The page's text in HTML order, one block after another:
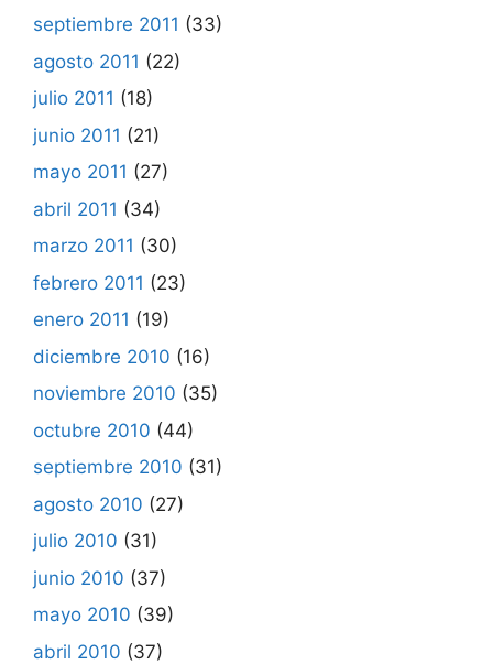
septiembre 2011 (33)
agosto 2011 (22)
julio 2011 (18)
junio 2011 (21)
mayo 2011 (27)
abril 2011 (34)
marzo 2011 (30)
febrero 2011 (23)
enero 2011 (19)
diciembre 2010 (16)
noviembre 2010 (35)
octubre 2010 (44)
septiembre 2010 (31)
agosto 2010 (27)
julio 2010 (31)
junio 2010 (37)
mayo 2010 (39)
abril 2010 (37)